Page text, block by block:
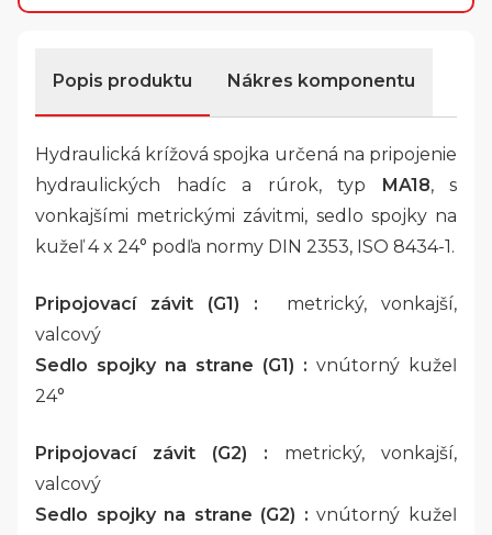
Popis produktu Nákres komponentu
Hydraulická krížová spojka určená na pripojenie
hydraulických hadíc a rúrok, typ
MA18, s
vonkajšími metrickými závitmi, sedlo spojky na
kužeľ 4 x 24° podľa normy DIN 2353, ISO 8434-1.
Pripojovací závit (G1) : metrický, vonkajší,
valcový
Sedlo spojky na strane (G1) : vnútorný kužeľ
24°
Pripojovací závit (G2) : metrický, vonkajší,
valcový
Sedlo spojky na strane (G2) : vnútorný kužeľ